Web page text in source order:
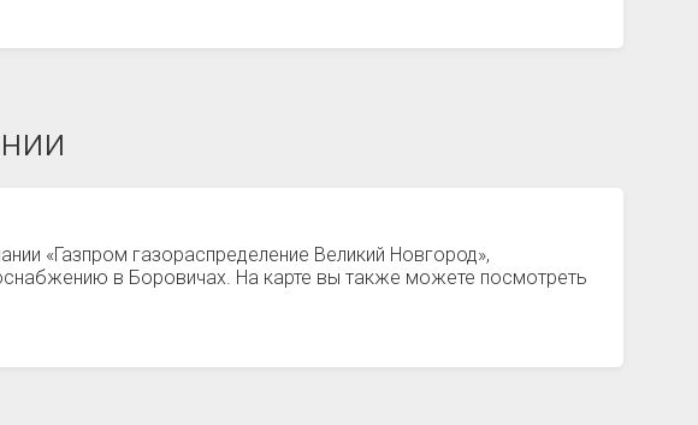
«Газпром газораспределение Великий Новгород»,
в Боровичах. На карте вы также можете посмотреть